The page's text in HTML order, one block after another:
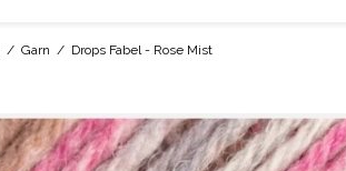
/ Garn / Drops Fabel - Rose Mist